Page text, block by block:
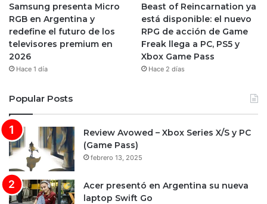
Samsung presenta Micro
RGB en Argentina y
redefine el futuro de los
televisores premium en
2026
Hace 1 día
Beast of Reincarnation ya
está disponible: el nuevo
RPG de acción de Game
Freak llega a PC, PS5 y
Xbox Game Pass
Hace 2 días
Popular Posts
Review Avowed – Xbox Series X/S y PC
(Game Pass)
febrero 13, 2025
Acer presentó en Argentina su nueva
laptop Swift Go